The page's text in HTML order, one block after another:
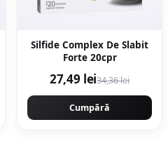
Silfide Complex De Slabit
Forte 20cpr
27,49 lei34,36 lei
Cumpără